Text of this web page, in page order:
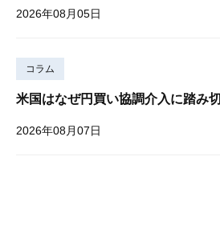
2026年08月05日
コラム
米国はなぜ円買い協調介入に踏み
2026年08月07日